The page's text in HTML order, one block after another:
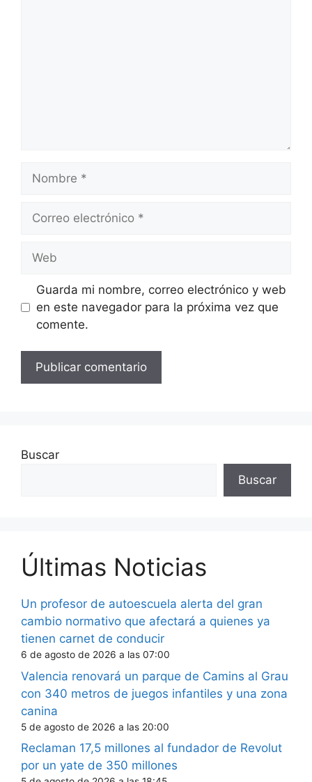
electrónico
Guarda mi nombre, correo electrónico y web
en este navegador para la próxima vez que
comente.
Buscar
Buscar
Últimas Noticias
Un profesor de autoescuela alerta del gran
cambio normativo que afectará a quienes ya
tienen carnet de conducir
6 de agosto de 2026 a las 07:00
Valencia renovará un parque de Camins al Grau
con 340 metros de juegos infantiles y una zona
canina
5 de agosto de 2026 a las 20:00
Reclaman 17,5 millones al fundador de Revolut
por un yate de 350 millones